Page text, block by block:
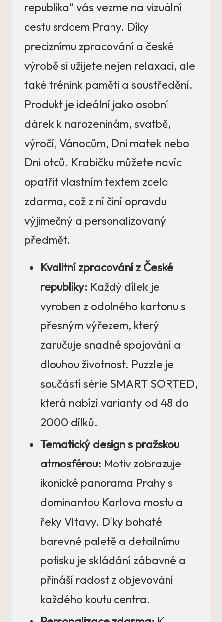
republika“ vás vezme na vizuální
cestu srdcem Prahy. Díky
preciznímu zpracování a české
výrobě si užijete nejen relaxaci, ale
také trénink paměti a soustředění.
Produkt je ideální jako osobní
dárek k narozeninám, svatbě,
výročí, Vánocům, Dni matek nebo
Dni otců. Krabičku můžete navíc
opatřit vlastním textem zcela
zdarma, což z ní činí opravdu
výjimečný a personalizovaný
předmět.
Kvalitní zpracování z České
republiky: Každý dílek je
vyroben z odolného kartonu s
přesným výřezem, který
zaručuje snadné spojování a
dlouhou životnost. Puzzle je
součástí série SMART SORTED,
která nabízí varianty od 48 do
2000 dílků.
Tematický design s pražskou
atmosférou: Motiv zobrazuje
ikonické panorama Prahy s
dominantou Karlova mostu a
řeky Vltavy. Díky bohaté
barevné paletě a detailnímu
potisku je skládání zábavné a
přináší radost z objevování
každého koutu centra.